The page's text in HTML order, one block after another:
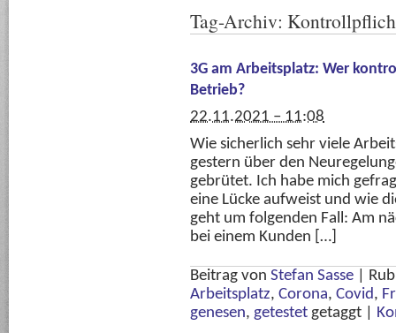
Tag-Archiv:
3G am Arbeitsplatz: Wer
Betrieb?
22.11.2021 – 11:08
Wie sicherlich sehr viele
gestern über den
gebrütet. Ich habe mich
eine Lücke aufweist und wie
geht um folgenden Fall: Am
bei einem Kunden […]
Beitrag von Stefan Sasse
Arbeitsplatz, Corona, Covid,
genesen, getestet getaggt